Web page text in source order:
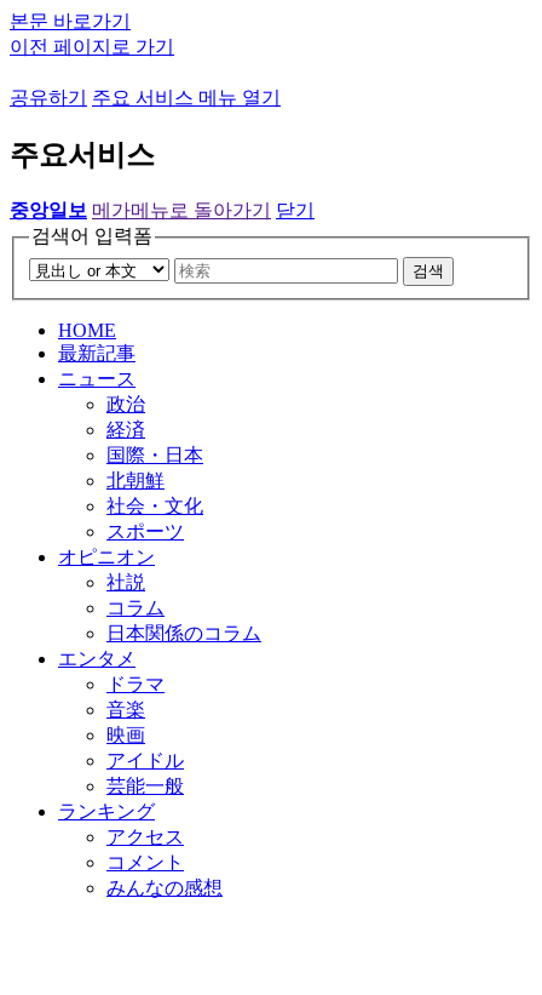
본문 바로가기
이전 페이지로 가기
공유하기 주요 서비스 메뉴 열기
주요서비스
중앙일보 메가메뉴로 돌아가기
닫기
검색어 입력폼
검색
HOME
最新記事
ニュース
政治
経済
国際・日本
北朝鮮
社会・文化
スポーツ
オピニオン
社説
コラム
日本関係のコラム
エンタメ
ドラマ
音楽
映画
アイドル
芸能一般
ランキング
アクセス
コメント
みんなの感想